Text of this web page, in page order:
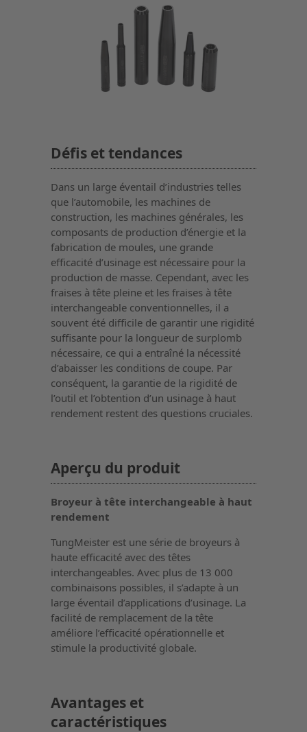
Défis et tendances
Dans un large éventail d’industries telles
que l’automobile, les machines de
construction, les machines générales, les
composants de production d’énergie et la
fabrication de moules, une grande
efficacité d’usinage est nécessaire pour la
production de masse. Cependant, avec les
fraises à tête pleine et les fraises à tête
interchangeable conventionnelles, il a
souvent été difficile de garantir une rigidité
suffisante pour la longueur de surplomb
nécessaire, ce qui a entraîné la nécessité
d’abaisser les conditions de coupe. Par
conséquent, la garantie de la rigidité de
l’outil et l’obtention d’un usinage à haut
rendement restent des questions cruciales.
Aperçu du produit
Broyeur à tête interchangeable à haut
rendement
TungMeister est une série de broyeurs à
haute efficacité avec des têtes
interchangeables. Avec plus de 13 000
combinaisons possibles, il s’adapte à un
large éventail d’applications d’usinage. La
facilité de remplacement de la tête
améliore l’efficacité opérationnelle et
stimule la productivité globale.
Avantages et
caractéristiques